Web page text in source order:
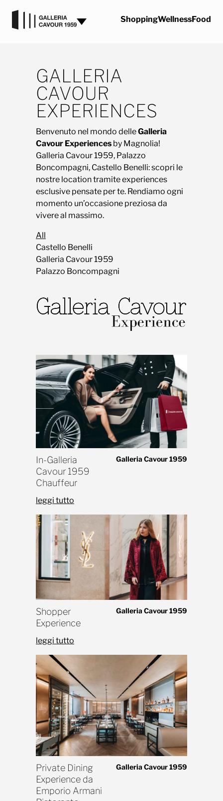
ShoppingWellnessFood
GALLERIA
CAVOUR
EXPERIENCES
Benvenuto nel mondo delleGalleria
Cavour Experiences by Magnolia!
Galleria Cavour 1959, Palazzo
Boncompagni, Castello Benelli: scopri le
nostre location tramite experiences
esclusive pensate per te. Rendiamo ogni
momento un’occasione preziosa da
vivere al massimo.
All
Castello Benelli
Galleria Cavour 1959
Palazzo Boncompagni
In-Galleria
Cavour 1959
Chauffeur
Galleria Cavour 1959
leggi tutto
Shopper
Experience
Galleria Cavour 1959
leggi tutto
Private Dining
Experience da
Emporio Armani
Galleria Cavour 1959